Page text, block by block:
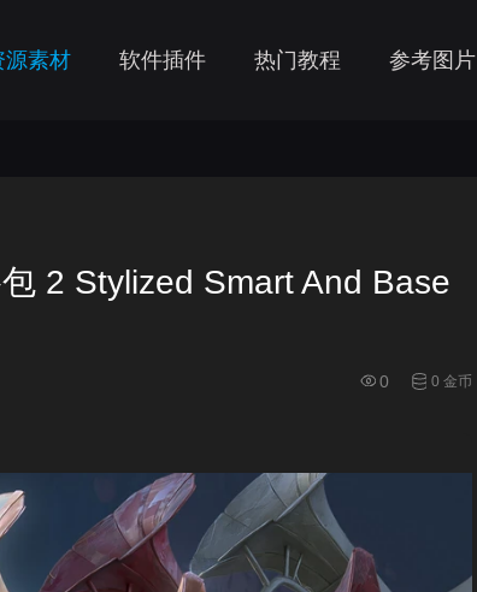
源素材 软件插件 热门教程 参考图片
2 Stylized Smart And Base
0 0 金币